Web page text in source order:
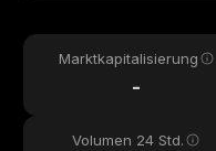
Marktkapitalisierung
-
Volumen 24 Std.